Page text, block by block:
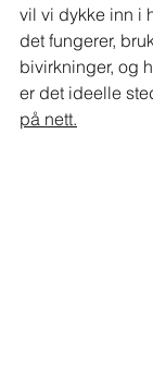
vil vi dykke inn i
det fungerer,
bivirkninger, og
er det ideelle
på nett.